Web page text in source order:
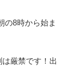
の8時から始ま
厳禁です！出